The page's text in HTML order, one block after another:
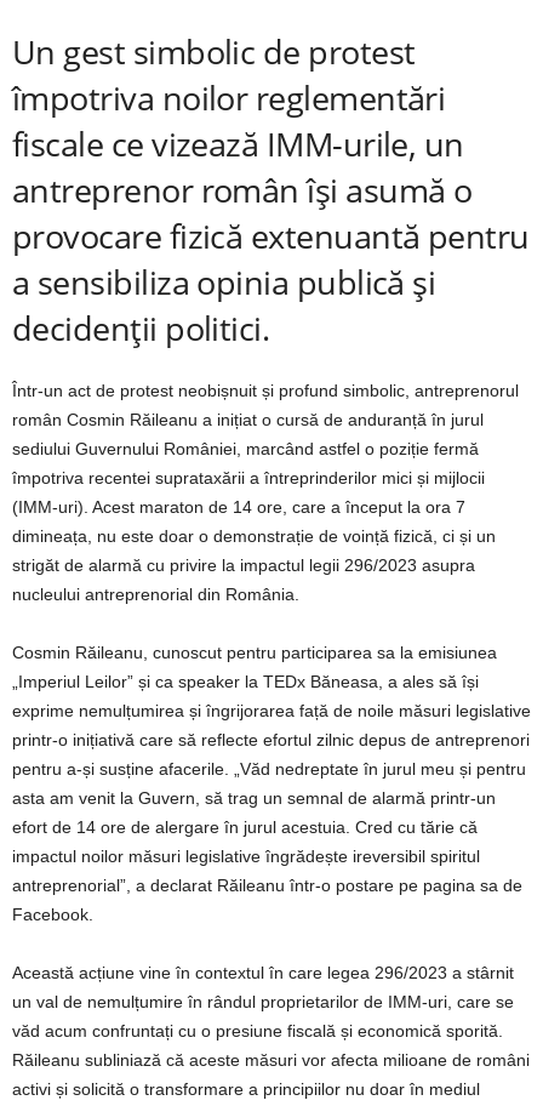
Un gest simbolic de protest
împotriva noilor reglementări
fiscale ce vizează IMM-urile, un
antreprenor român își asumă o
provocare fizică extenuantă pentru
a sensibiliza opinia publică și
decidenții politici.
Într-un act de protest neobișnuit și profund simbolic, antreprenorul
român Cosmin Răileanu a inițiat o cursă de anduranță în jurul
sediului Guvernului României, marcând astfel o poziție fermă
împotriva recentei suprataxării a întreprinderilor mici și mijlocii
(IMM-uri). Acest maraton de 14 ore, care a început la ora 7
dimineața, nu este doar o demonstrație de voință fizică, ci și un
strigăt de alarmă cu privire la impactul legii 296/2023 asupra
nucleului antreprenorial din România.
Cosmin Răileanu, cunoscut pentru participarea sa la emisiunea
„Imperiul Leilor” și ca speaker la TEDx Băneasa, a ales să își
exprime nemulțumirea și îngrijorarea față de noile măsuri legislative
printr-o inițiativă care să reflecte efortul zilnic depus de antreprenori
pentru a-și susține afacerile. „Văd nedreptate în jurul meu și pentru
asta am venit la Guvern, să trag un semnal de alarmă printr-un
efort de 14 ore de alergare în jurul acestuia. Cred cu tărie că
impactul noilor măsuri legislative îngrădește ireversibil spiritul
antreprenorial”, a declarat Răileanu într-o postare pe pagina sa de
Facebook.
Această acțiune vine în contextul în care legea 296/2023 a stârnit
un val de nemulțumire în rândul proprietarilor de IMM-uri, care se
văd acum confruntați cu o presiune fiscală și economică sporită.
Răileanu subliniază că aceste măsuri vor afecta milioane de români
activi și solicită o transformare a principiilor nu doar în mediul